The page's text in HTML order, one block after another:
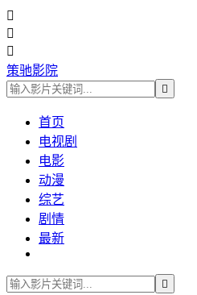



策驰影院

首页
电视剧
电影
动漫
综艺
剧情
最新
